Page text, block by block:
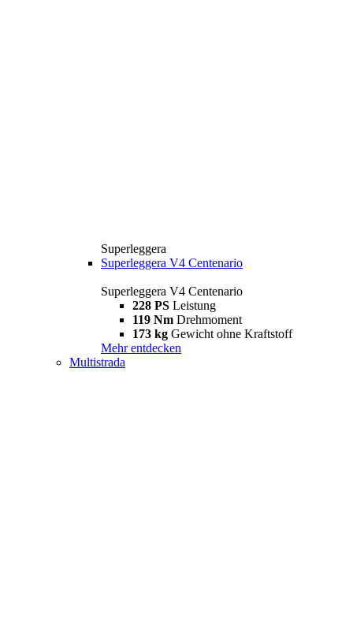
Superleggera
Superleggera V4 Centenario
Superleggera V4 Centenario
228 PS Leistung
119 Nm Drehmoment
173 kg Gewicht ohne Kraftstoff
Mehr entdecken
Multistrada